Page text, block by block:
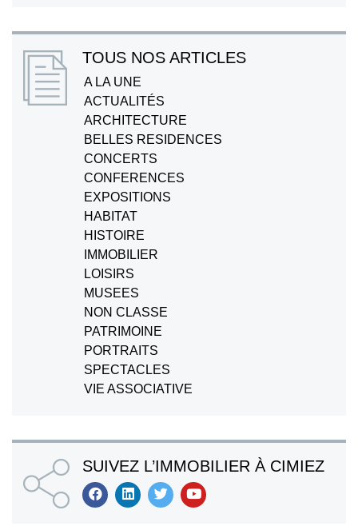
TOUS NOS ARTICLES
A LA UNE
ACTUALITÉS
ARCHITECTURE
BELLES RESIDENCES
CONCERTS
CONFERENCES
EXPOSITIONS
HABITAT
HISTOIRE
IMMOBILIER
LOISIRS
MUSEES
NON CLASSE
PATRIMOINE
PORTRAITS
SPECTACLES
VIE ASSOCIATIVE
SUIVEZ L’IMMOBILIER À CIMIEZ